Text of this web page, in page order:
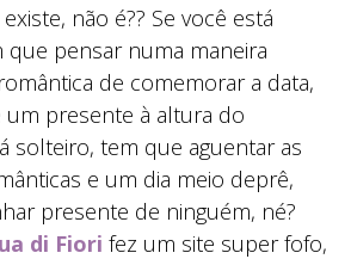
não é?? Se você está
que pensar numa maneira
de comemorar a data,
um presente à altura do
solteiro, tem que aguentar as
e um dia meio deprê,
presente de ninguém, né?
di Fiori fez um site super fofo,